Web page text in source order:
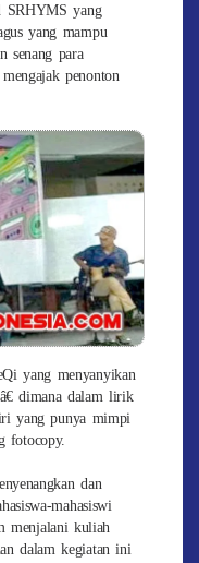
SRHYMS yang
yang mampu
senang para
penonton
yang menyanyikan
dimana dalam lirik
yang punya mimpi
fotocopy.
dan
mahasiswi
menjalani kuliah
dalam kegiatan ini